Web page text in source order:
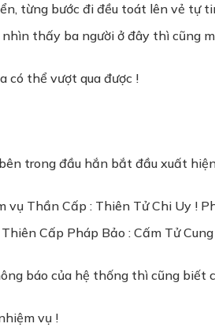
từng bước đi đều toát lên vẻ
thấy ba người ở đây thì cũng
có thể vượt qua được !
trong đầu hắn bắt đầu xuất
vụ Thần Cấp : Thiên Tử Chi Uy !
Cấp Pháp Bảo : Cấm Tử
báo của hệ thống thì cũng biết
vụ !